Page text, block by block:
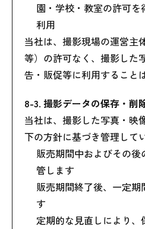
園・学校・教室の許可を
利用
当社は、撮影現場の運営主
等）の許可なく、撮影した
告・販促等に利用すること
8-3. 撮影データの保存・削
当社は、撮影した写真・映
下の方針に基づき管理して
販売期間中およびその
管します
販売期間終了後、一定期
す
定期的な見直しにより